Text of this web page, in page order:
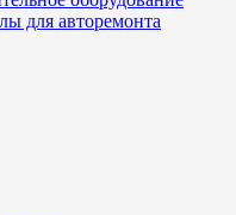
для авторемонта